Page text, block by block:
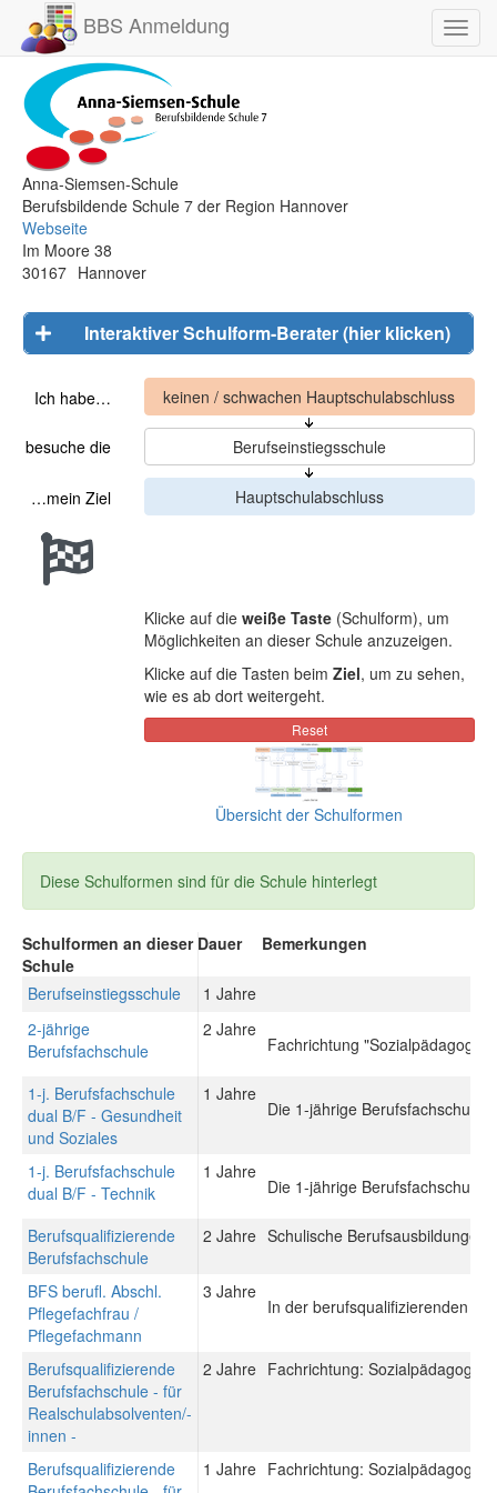
BBS Anmeldung
Anna-Siemsen-Schule
Berufsbildende Schule 7 der Region Hannover
Webseite
Im Moore 38
30167 Hannover
Interaktiver Schulform-Berater (hier klicken)
Ich habe…
besuche die
…mein Ziel
Klicke auf die weiße Taste(Schulform), um
Möglichkeiten an dieser Schule anzuzeigen.
Klicke auf die Tasten beim Ziel, um zu sehen,
wie es ab dort weitergeht.
Übersicht der Schulformen
Diese Schulformen sind für die Schule hinterlegt
Schulformen an dieser
Schule
Dauer Bemerkungen
Berufseinstiegsschule
1 Jahre
2-jährige
Berufsfachschule
2 Jahre
Fachrichtung "Sozialpädagogik"
1-j. Berufsfachschule
dual B/F - Gesundheit
und Soziales
1 Jahre
Die 1-jährige Berufsfachschule
1-j. Berufsfachschule
dual B/F - Technik
1 Jahre
Die 1-jährige Berufsfachschule
Berufsqualifizierende
Berufsfachschule
2 Jahre Schulische
BFS berufl. Abschl.
Pflegefachfrau /
Pflegefachmann
3 Jahre
In der berufsqualifizierenden
Berufsqualifizierende
Berufsfachschule - für
Realschulabsolventen/-
innen -
2 Jahre Fachrichtung:
Berufsqualifizierende
1 Jahre Fachrichtung: